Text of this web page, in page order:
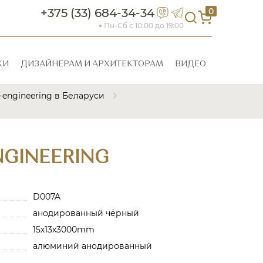
+375 (33) 684-34-34
Пн-Сб с 10:00 до 19:00
0
ДИЗАЙНЕРАМ И АРХИТЕКТОРАМ ВИДЕО
в Беларуси
D007A
анодированный чёрный
15х13х3000mm
алюминий анодированный